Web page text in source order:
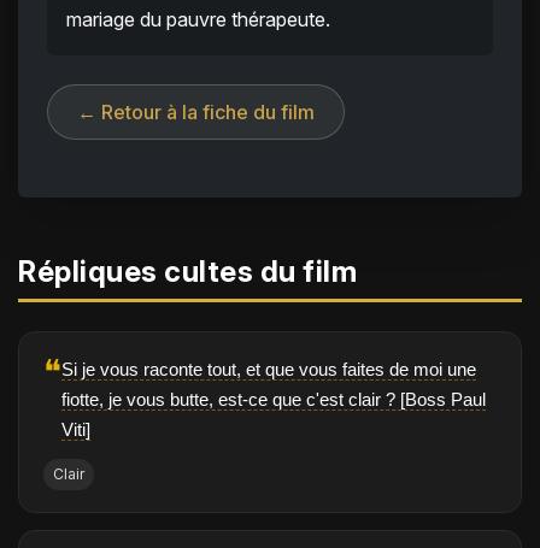
mariage du pauvre thérapeute.
← Retour à la fiche du film
Répliques cultes du film
❝Si je vous raconte tout, et que vous faites de moi une
fiotte, je vous butte, est-ce que c'est clair ? [Boss Paul
Viti]
Clair